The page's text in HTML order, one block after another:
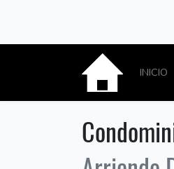
INICIO